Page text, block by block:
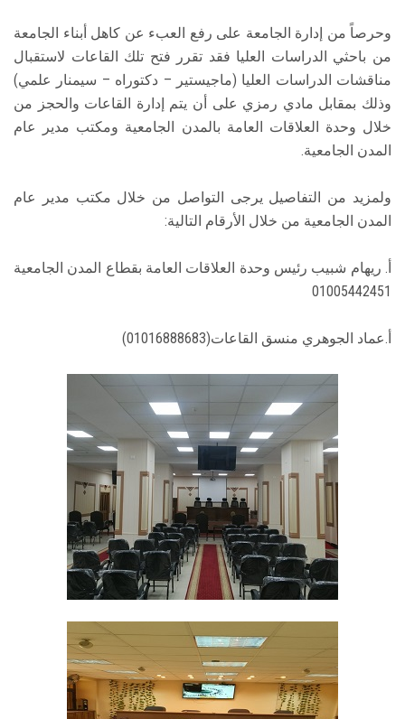
وحرصاً من إدارة الجامعة على رفع العبء عن كاهل أبناء الجامعة
من باحثي الدراسات العليا فقد تقرر فتح تلك القاعات لاستقبال
مناقشات الدراسات العليا (ماجيستير – دكتوراه – سيمنار علمي)
وذلك بمقابل مادي رمزي على أن يتم إدارة القاعات والحجز من
خلال وحدة العلاقات العامة بالمدن الجامعية ومكتب مدير عام
المدن الجامعية.
ولمزيد من التفاصيل يرجى التواصل من خلال مكتب مدير عام
المدن الجامعية من خلال الأرقام التالية:
أ. ريهام شبيب رئيس وحدة العلاقات العامة بقطاع المدن الجامعية
01005442451
أ.عماد الجوهري منسق القاعات(01016888683)